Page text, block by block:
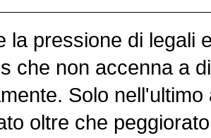
la pressione di legali
che non accenna a
Solo
oltre che